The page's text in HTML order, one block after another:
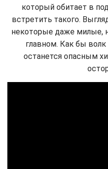
который обитает в
встретить такого.
некоторые даже милые,
главном. Как бы
останется опасным